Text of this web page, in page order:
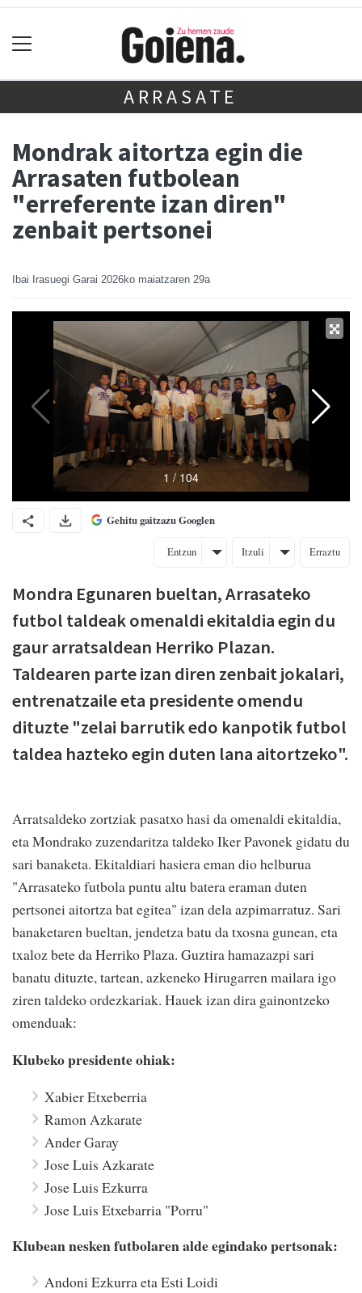
ARRASATE
Mondrak aitortza egin die
Arrasaten futbolean
"erreferente izan diren"
zenbait pertsonei
Ibai Irasuegi Garai 2026ko maiatzaren 29a
Gehitu gaitzazu Googlen
Entzun Itzuli Erraztu
Mondra Egunaren bueltan, Arrasateko
futbol taldeak omenaldi ekitaldia egin du
gaur arratsaldean Herriko Plazan.
Taldearen parte izan diren zenbait jokalari,
entrenatzaile eta presidente omendu
dituzte "zelai barrutik edo kanpotik futbol
taldea hazteko egin duten lana aitortzeko".
Arratsaldeko zortziak pasatxo hasi da omenaldi ekitaldia,
eta Mondrako zuzendaritza taldeko Iker Pavonek gidatu du
sari banaketa. Ekitaldiari hasiera eman dio helburua
"Arrasateko futbola puntu altu batera eraman duten
pertsonei aitortza bat egitea" izan dela azpimarratuz. Sari
banaketaren bueltan, jendetza batu da txosna gunean, eta
txaloz bete da Herriko Plaza. Guztira hamazazpi sari
banatu dituzte, tartean, azkeneko Hirugarren mailara igo
ziren taldeko ordezkariak. Hauek izan dira gainontzeko
omenduak:
Klubeko presidente ohiak:
Xabier Etxeberria
Ramon Azkarate
Ander Garay
Jose Luis Azkarate
Jose Luis Ezkurra
Jose Luis Etxebarria "Porru"
Klubean nesken futbolaren alde egindako pertsonak:
Andoni Ezkurra eta Esti Loidi